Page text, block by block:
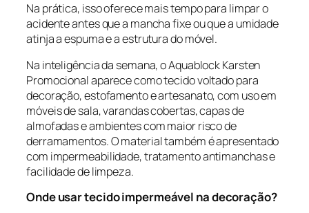
Na prática, isso oferece mais tempo para limpar o
acidente antes que a mancha fixe ou que a umidade
atinja a espuma e a estrutura do móvel.
Na inteligência da semana, o Aquablock Karsten
Promocional aparece como tecido voltado para
decoração, estofamento e artesanato, com uso em
móveis de sala, varandas cobertas, capas de
almofadas e ambientes com maior risco de
derramamentos. O material também é apresentado
com impermeabilidade, tratamento antimanchas e
facilidade de limpeza.
Onde usar tecido impermeável na decoração?